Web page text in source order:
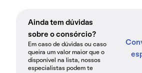
Ainda tem dúvidas
sobre o consórcio?
Em caso de dúvidas ou caso
queira um valor maior que o
disponível na lista, nossos
especialistas podem te